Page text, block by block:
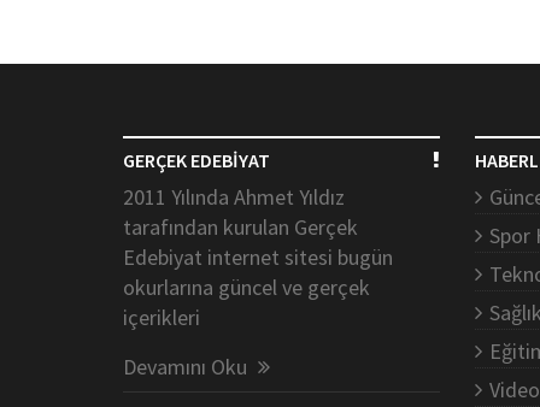
GERÇEK EDEBİYAT
2011 Yılında Ahmet Yıldız
tarafından kurulan Gerçek
Edebiyat internet sitesi bugün
okurlarına güncel ve gerçek
içerikleri
Devamını Oku
Spor